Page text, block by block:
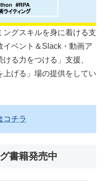
ングスキルを身に着ける支
ベント＆Slack・動画ア
る力をつける」支援、
上げる」場の提供をしてい
コチラ
書籍発売中